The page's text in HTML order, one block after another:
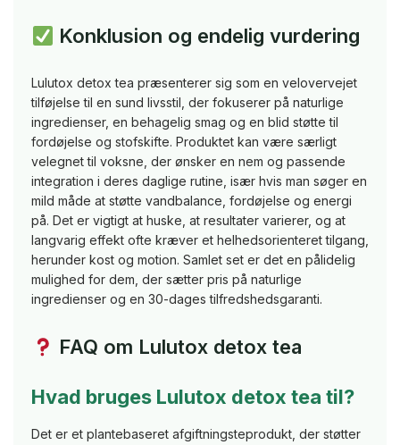
Konklusion og endelig vurdering
Lulutox detox tea præsenterer sig som en velovervejet
tilføjelse til en sund livsstil, der fokuserer på naturlige
ingredienser, en behagelig smag og en blid støtte til
fordøjelse og stofskifte. Produktet kan være særligt
velegnet til voksne, der ønsker en nem og passende
integration i deres daglige rutine, især hvis man søger en
mild måde at støtte vandbalance, fordøjelse og energi
på. Det er vigtigt at huske, at resultater varierer, og at
langvarig effekt ofte kræver et helhedsorienteret tilgang,
herunder kost og motion. Samlet set er det en pålidelig
mulighed for dem, der sætter pris på naturlige
ingredienser og en 30-dages tilfredshedsgaranti.
FAQ om Lulutox detox tea
Hvad bruges Lulutox detox tea til?
Det er et plantebaseret afgiftningsteprodukt, der støtter